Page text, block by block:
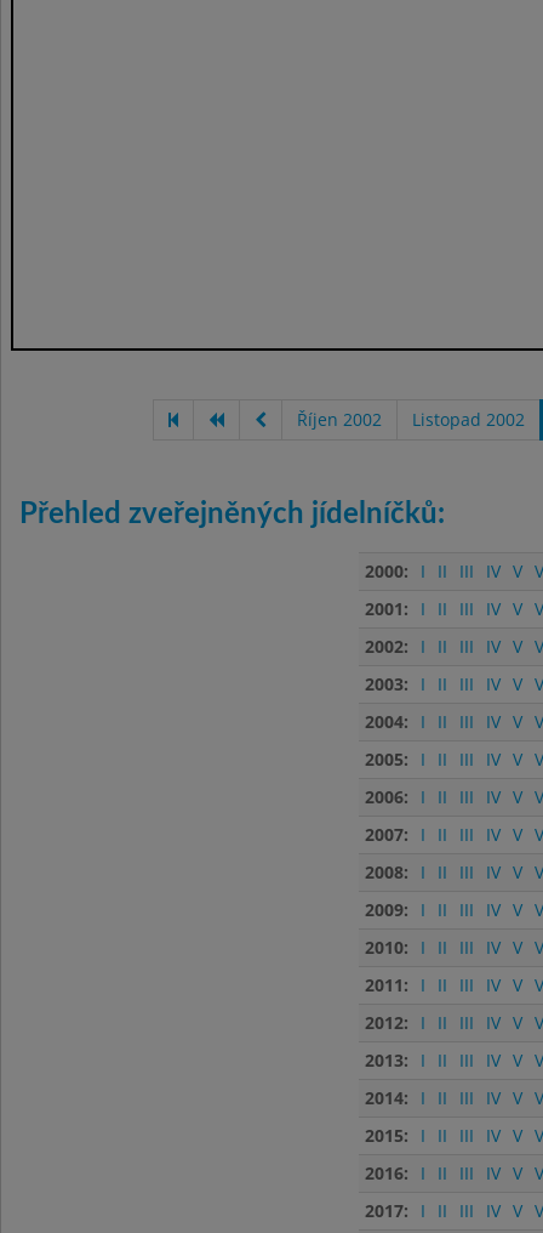
Říjen 2002 Listopad 2002
Přehled zveřejněných jídelníčků:
2000: I II III IV V
2001:
I II III IV V
2002:
I II III IV V
2003:
I II III IV V
2004:
I II III IV V
2005:
I II III IV V
2006:
I II III IV V
2007:
I II III IV V
2008:
I II III IV V
2009:
I II III IV V
2010:
I II III IV V
2011:
I II III IV V
2012:
I II III IV V
2013:
I II III IV V
2014:
I II III IV V
2015:
I II III IV V
2016:
I II III IV V
2017:
I II III IV V